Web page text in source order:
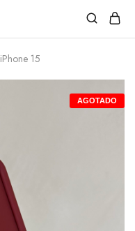
iPhone 15
AGOTADO